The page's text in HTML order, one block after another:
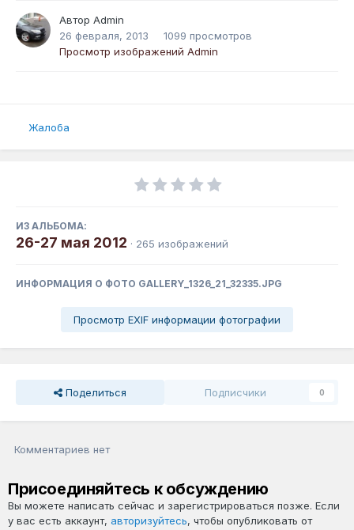
Автор Admin
26 февраля, 2013
1099 просмотров
Просмотр изображений Admin
Жалоба
ИЗ АЛЬБОМА:
26-27 мая 2012 · 265 изображений
ИНФОРМАЦИЯ О ФОТО GALLERY_1326_21_32335.JPG
Просмотр EXIF информации фотографии
Поделиться Подписчики 0
Комментариев нет
Присоединяйтесь к обсуждению
Вы можете написать сейчас и зарегистрироваться позже. Если
у вас есть аккаунт, авторизуйтесь, чтобы опубликовать от